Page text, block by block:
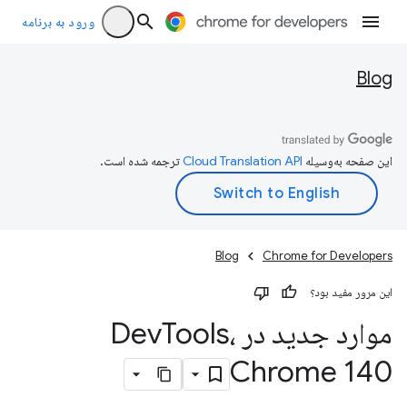
ورود به برنامه
Blog
این صفحه به‌وسیله ترجمه شده است.
Chrome for Developers
Blog
این مرور مفید بود؟
موارد جدید در Dev Tools،
Chrome 140